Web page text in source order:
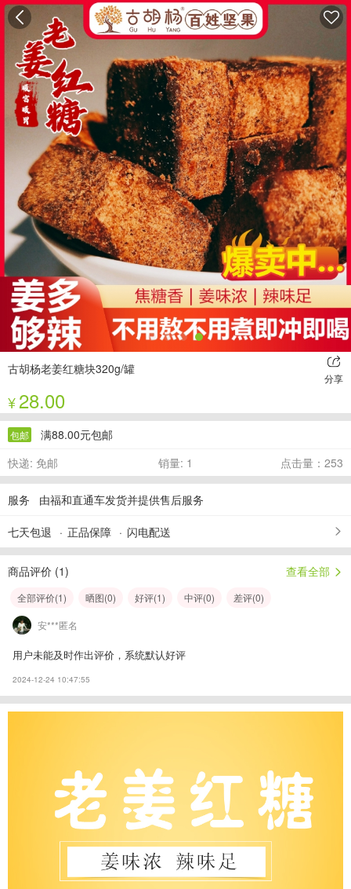
古胡杨老姜红糖块320g/罐
分享
¥28.00
包邮
满88.00元包邮
快递: 免邮
销量: 1 点击量：253
服务 由福和直通车发货并提供售后服务
七天包退 正品保障 闪电配送
商品评价 (1) 查看全部
全部评价(1) 晒图(0) 好评(1) 中评(0) 差评(0)
安***匿名
用户未能及时作出评价，系统默认好评
2024-12-24 10:47:55